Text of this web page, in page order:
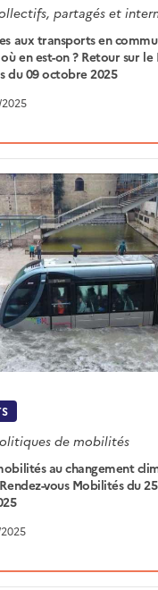
partagés et
aux transports en
en est-on ? Retour sur le
du 09 octobre 2025
de mobilités
au changement
vous Mobilités du 25